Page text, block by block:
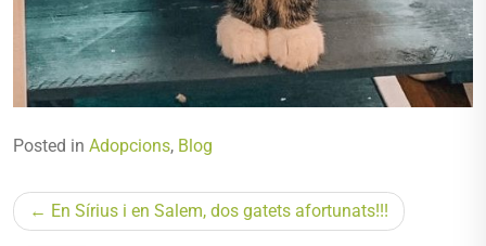
Posted in Adopcions, Blog
Navegació
d'entrades
En Sírius i en Salem, dos gatets afortunats!!!